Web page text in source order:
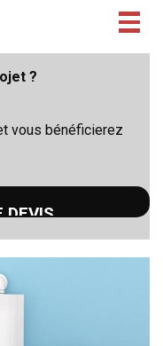
?
vous bénéficierez
DEVIS